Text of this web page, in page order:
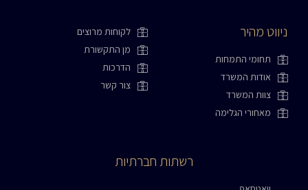
ניווט מהיר
תחומי התמחות
אודות המשרד
צוות המשרד
מאחורי הגלימה
לקוחות מרוצים
מן התקשורת
הדרכות
צור קשר
רשתות חברתיות